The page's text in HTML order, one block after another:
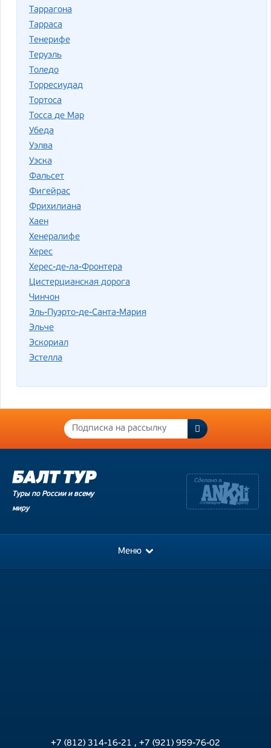
Таррагона
Тарраса
Тенерифе
Теруэль
Толедо
Торресиудад
Тортоса
Тосса де Мар
Убеда
Уэлва
Уэска
Фальсет
Фигейрас
Фрихилиана
Хаен
Хенералифе
Херес
Херес-де-ла-Фронтера
Цистерцианская дорога
Чинчон
Эль-Пуэрто-де-Санта-Мария
Эльче
Эскориал
Эстелла
Туры по России и всему
миру
Меню
+7 (812) 314-16-21 , +7 (921) 959-76-02